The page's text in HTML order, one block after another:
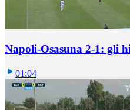
Napoli-Osasuna 2-1: gli
01:04